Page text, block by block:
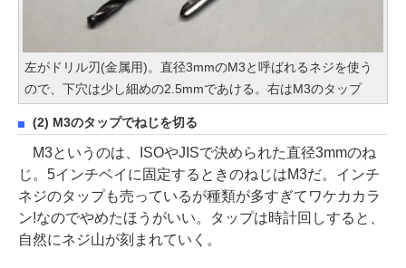
左がドリル刃(金属用)。直径3mmのM3と呼ばれるネジを使う
ので、下穴は少し細めの2.5mmであける。右はM3のタップ
(2) M3のタップでねじを切る
M3というのは、ISOやJISで決められた直径3mmのね
じ。5インチベイに固定するときのねじはM3だ。インチ
ネジのタップも売っているが種類が多すぎてワケカカラ
ン!なのでやめたほうがいい。タップは時計回しすると、
自然にネジ山が刻まれていく。